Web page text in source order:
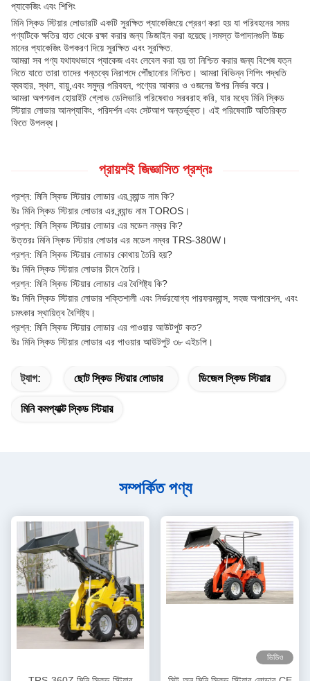
প্যাকেজিং এবং শিপিং
মিনি স্কিড স্টিয়ার লোডারটি একটি সুরক্ষিত প্যাকেজিংয়ে প্রেরণ করা হয় যা পরিবহনের সময়
পণ্যটিকে ক্ষতির হাত থেকে রক্ষা করার জন্য ডিজাইন করা হয়েছে।সমস্ত উপাদানগুলি উচ্চ
মানের প্যাকেজিং উপকরণ দিয়ে সুরক্ষিত এবং সুরক্ষিত.
আমরা সব পণ্য যথাযথভাবে প্যাকেজ এবং লেবেল করা হয় তা নিশ্চিত করার জন্য বিশেষ যত্ন
নিতে যাতে তারা তাদের গন্তব্যে নিরাপদে পৌঁছানোর নিশ্চিত। আমরা বিভিন্ন শিপিং পদ্ধতি
ব্যবহার, স্থল, বায়ু,এবং সমুদ্র পরিবহন, পণ্যের আকার ও ওজনের উপর নির্ভর করে।
আমরা অপশনাল হোয়াইট গ্লোভ ডেলিভারি পরিষেবাও সরবরাহ করি, যার মধ্যে মিনি স্কিড
স্টিয়ার লোডার আনপ্যাকিং, পরিদর্শন এবং সেটআপ অন্তর্ভুক্ত। এই পরিষেবাটি অতিরিক্ত
ফিতে উপলব্ধ।
প্রায়শই জিজ্ঞাসিত প্রশ্নঃ
প্রশ্ন: মিনি স্কিড স্টিয়ার লোডার এর ব্র্যান্ড নাম কি?
উঃ মিনি স্কিড স্টিয়ার লোডার এর ব্র্যান্ড নাম TOROS।
প্রশ্ন: মিনি স্কিড স্টিয়ার লোডার এর মডেল নম্বর কি?
উত্তরঃ মিনি স্কিড স্টিয়ার লোডার এর মডেল নম্বর TRS-380W।
প্রশ্ন: মিনি স্কিড স্টিয়ার লোডার কোথায় তৈরি হয়?
উঃ মিনি স্কিড স্টিয়ার লোডার চীনে তৈরি।
প্রশ্ন: মিনি স্কিড স্টিয়ার লোডার এর বৈশিষ্ট্য কি?
উঃ মিনি স্কিড স্টিয়ার লোডার শক্তিশালী এবং নির্ভরযোগ্য পারফরম্যান্স, সহজ অপারেশন, এবং
চমৎকার স্থায়িত্ব বৈশিষ্ট্য।
প্রশ্ন: মিনি স্কিড স্টিয়ার লোডার এর পাওয়ার আউটপুট কত?
উঃ মিনি স্কিড স্টিয়ার লোডার এর পাওয়ার আউটপুট ৩৮ এইচপি।
ট্যাগ: ছোট স্কিড স্টিয়ার লোডার ডিজেল স্কিড স্টিয়ার
মিনি কমপ্যাক্ট স্কিড স্টিয়ার
সম্পর্কিত পণ্য
ভিডিও